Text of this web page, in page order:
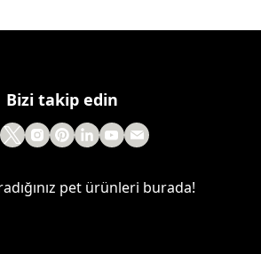
Bizi takip edin
pet ürünleri burada!